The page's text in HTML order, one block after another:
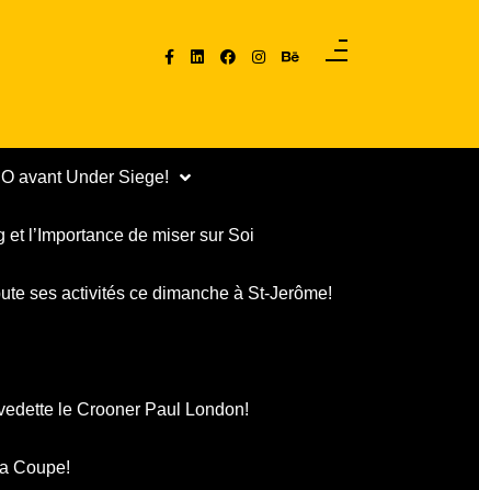
avant Under Siege!
et l’Importance de miser sur Soi
ses activités ce dimanche à St-Jerôme!
le Crooner Paul London!
Coupe!